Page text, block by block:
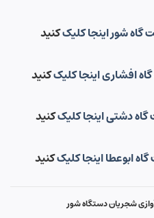
شور اینجا کلیککنید
افشاری اینجا کلیککنید
دشتی اینجا کلیککنید
ابوعطا اینجا کلیککنید
شجریان دستگاه شور